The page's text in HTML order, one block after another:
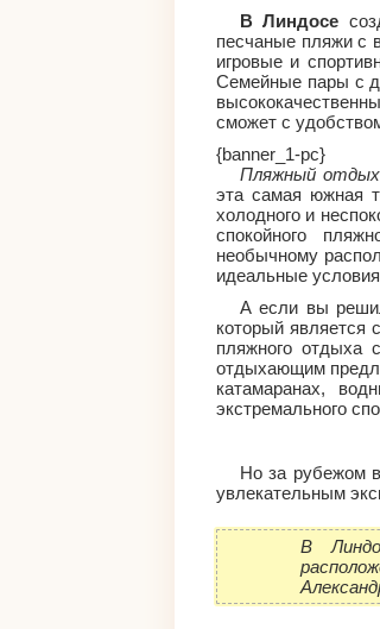
В Линдосе
песчаные пляжи с
игровые и
Семейные пары с
сможет с
{banner_1-pc}
Пляжный отдых
эта самая южная
холодного и
спокойного
необычному
идеальные
А если вы
который
пляжного отдыха
отдыхающим
катамаранах,
экстремального
Но за рубежом
увлекательным
В